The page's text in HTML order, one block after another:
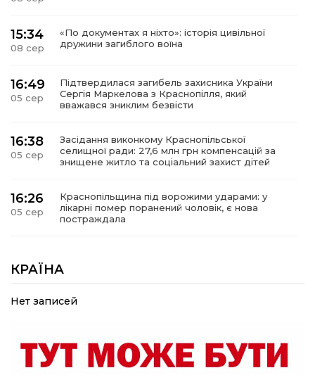
15:34
08 сер
«По документах я ніхто»: історія цивільної
дружини загиблого воїна
16:49
05 сер
Підтвердилася загибель захисника України
Сергія Маркелова з Краснопілля, який
вважався зниклим безвісти
16:38
05 сер
Засідання виконкому Краснопільської
селищної ради: 27,6 млн грн компенсацій за
знищене житло та соціальний захист дітей
16:26
05 сер
Краснопільщина під ворожими ударами: у
лікарні помер поранений чоловік, є нова
постраждала
05 сер
можуть врятувати життя під час обстрілу
09:26
Що робити, якщо в нотаріальному документі
18:39
04 сер
«КОЛО НЕЗЛАМНИХ»: як діти та ветерани
разом створюють унікальний телепроєкт
КРАЇНА
Нет записей